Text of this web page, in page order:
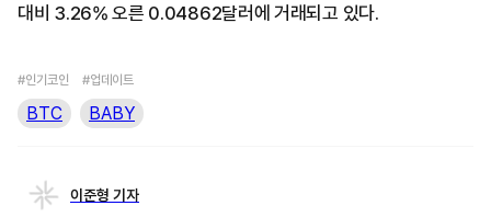
대비 3.26% 오른 0.04862달러에 거래되고 있다.
#인기코인 #업데이트
BTC BABY
이준형 기자